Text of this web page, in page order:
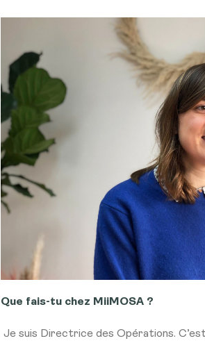
Que fais-tu chez MiiMOSA ?
Je suis Directrice des Opérations.